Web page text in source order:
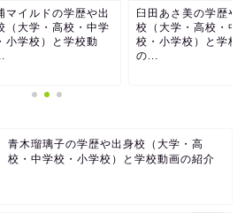
マイルドの学歴や出
（大学・高校・中学
小学校）と学校動
臼田あさ美の学歴や
校（大学・高校・中
校・小学校）と学校
の...
青木瑠璃子の学歴や出身校（大学・高
校・中学校・小学校）と学校動画の紹介